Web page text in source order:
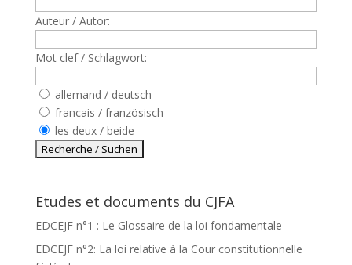
Auteur / Autor:
Mot clef / Schlagwort:
allemand / deutsch
francais / französisch
les deux / beide
Etudes et documents du CJFA
EDCEJF n°1 : Le Glossaire de la loi fondamentale
EDCEJF n°2: La loi relative à la Cour constitutionnelle